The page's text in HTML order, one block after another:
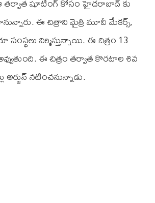
ఈ చిత్రాని మైత్రి మూవీ మేకర్స్,
నిర్మిస్తున్నాయి. ఈ చిత్రం 13
ఈ చిత్రం తర్వాత కొరటాల శివ
నటించనున్నాడు.